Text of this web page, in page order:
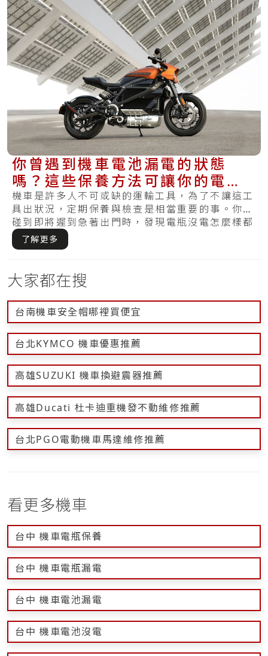
你曾遇到機車電池漏電的狀態
嗎？這些保養方法可讓你的電池
更健康且不再漏電
機車是許多人不可或缺的運輸工具，為了不讓這工
具出狀況，定期保養與檢查是相當重要的事。你有
碰到即將遲到急著出門時，發現電瓶沒電怎麼樣都
無法.....
了解更多
大家都在搜
台南機車安全帽哪裡買便宜
台北KYMCO 機車優惠推薦
高雄SUZUKI 機車換避震器推薦
高雄Ducati 杜卡迪重機發不動維修推薦
台北PGO電動機車馬達維修推薦
看更多機車
台中 機車電瓶保養
台中 機車電瓶漏電
台中 機車電池漏電
台中 機車電池沒電